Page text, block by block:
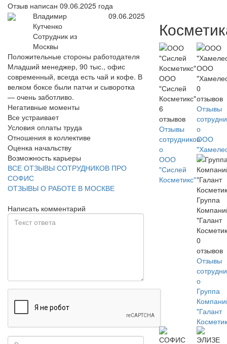
Отзыв написан 09.06.2025 года
Владимир
Кутченко
Сотрудник из
Москвы
09.06.2025
Положительные стороны работодателя
Младший менеджер, 90 тыс., офис
современный, всегда есть чай и кофе. В
велком боксе были патчи и сыворотка
— очень заботливо.
Негативные моменты
Все устраивает
Условия оплаты труда
Отношения в коллективе
Оценка начальству
Возможность карьеры
ВСЕ ОТЗЫВЫ СОТРУДНИКОВ ПРО
СОФИС
ОТЗЫВЫ О РАБОТЕ В МОСКВЕ
Написать комментарий
ООО
"Сислей
Косметикс"
6
отзывов
Отзывы
сотрудников
о
ООО
"Сислей
Косметикс"
ООО
0
отзывов
Отзывы
о
ООО
Группа
"Галант
0
отзывов
Отзывы
о
Группа
"Галант